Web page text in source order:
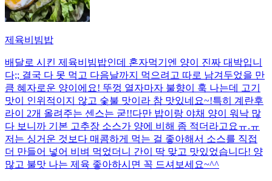
제육비빔밥
배달로 시킨 제육비빔밥인데 혼자먹기엔 양이 진짜 대박입니
다;; 결국 다 못 먹고 다음날까지 먹으려고 따로 남겨두었을 만
큼 혜자로운 양이에요! 뚜껑 열자마자 불향이 훅 나는데 고기
맛이 인위적이지 않고 숯불 맛이라 참 맛있네요~!특히 계란후
라이 2개 올려주는 센스는 굳!! ​다만 밥이랑 야채 양이 워낙 많
다 보니까 기본 고추장 소스가 양에 비해 좀 적더라고요ㅠ.ㅠ
저는 싱거운 것보다 매콤하게 먹는 걸 좋아해서 소스를 직접
더 만들어 넣어 비벼 먹었더니 간이 딱 맞고 맛있었습니다! 양
많고 불맛 나는 제육 좋아하시면 꼭 드셔보세요~^^